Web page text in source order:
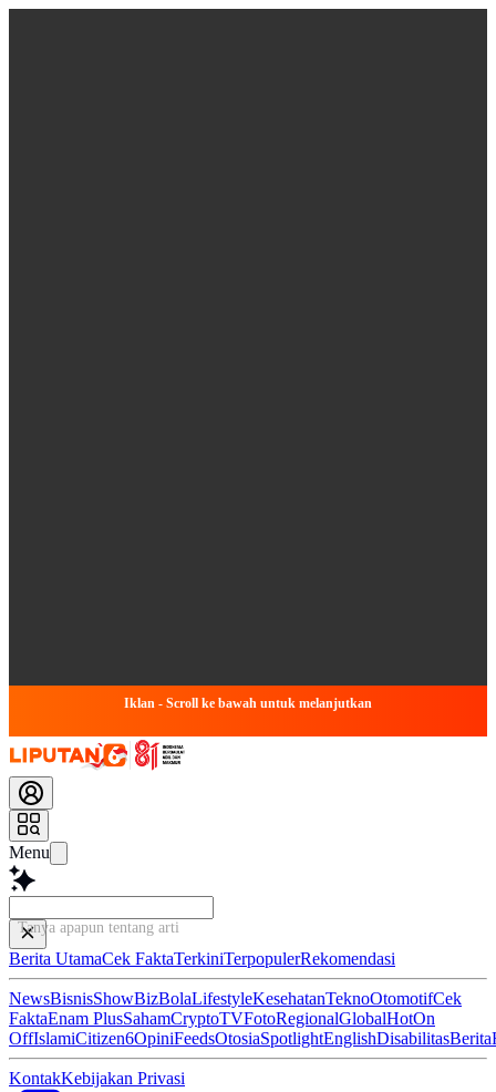
Iklan - Scroll ke bawah untuk melanjutkan
Menu
Tanya apapun tentang artikel ini...
Berita UtamaCek FaktaTerkiniTerpopulerRekomendasi
NewsBisnisShowBizBolaLifestyleKesehatanTeknoOtomotifCek
FaktaEnam PlusSahamCryptoTVFotoRegionalGlobalHotOn
OffIslamiCitizen6OpiniFeedsOtosiaSpotlightEnglishDisabilitasBerita
KontakKebijakan Privasi